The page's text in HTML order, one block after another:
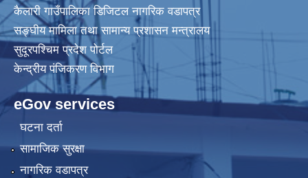
कैलारी गाउँपालिका डिजिटल नागरिक वडापत्र
सङ्घीय मामिला तथा सामान्य प्रशासन मन्त्रालय
सुदूरपश्चिम प्रदेश पोर्टल
केन्द्रीय प‌ंजिकरण विभाग
eGov services
घटना दर्ता
सामाजिक सुरक्षा
नागरिक वडापत्र